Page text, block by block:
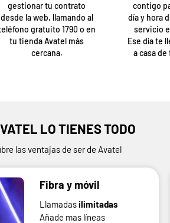
gestionar tu contrato
desde la web, llamando al
gratuito 1790 o en
tu tienda Avatel más
cercana.
contigo
día y hora
servicio
Ese día te
a casa
LO TIENES TODO
las ventajas de ser de Avatel
Fibra y móvil
Llamadasilimitadas
Añade mas líneas